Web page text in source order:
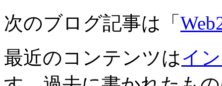
次のブログ記事は「
最近のコンテンツはイ